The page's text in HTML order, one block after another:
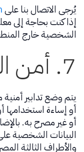
يُرجى الاتصال بنا على
إذا كنت بحاجة إلى
الشخصية خارج
7. أمن البيانات
يتم وضع تدابير
أو إساءة استخدامها
أو غير مصرح به.
البيانات الشخصية
والأطراف الثالثة